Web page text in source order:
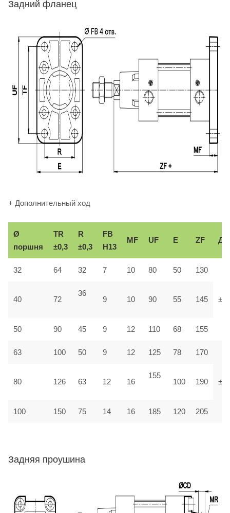
Задний фланец
+ Дополнительный ход
Ø
поршня
TR
±0,3
R
±0,3
FB
H13
MF UF E ZF
32 64 32 7 10 80 50 130
40 72
36
9 10 90 55 145
50 90 45 9 12 110 68 155
63 100 50 9 12 125 78 170
80 126 63 12 16
155
100 190
100 150 75 14 16 185 120 205
Задняя проушина